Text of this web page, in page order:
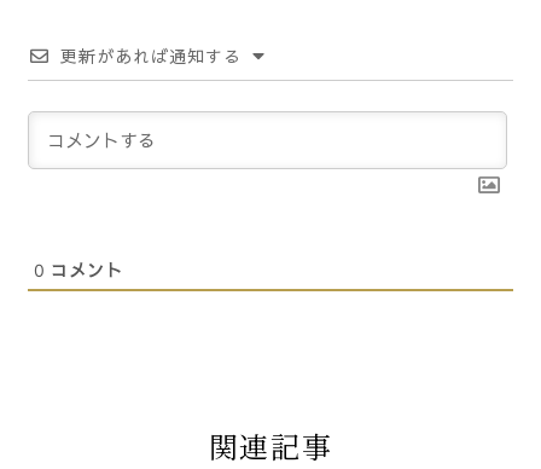
更新があれば通知する
0 コメント
関連記事